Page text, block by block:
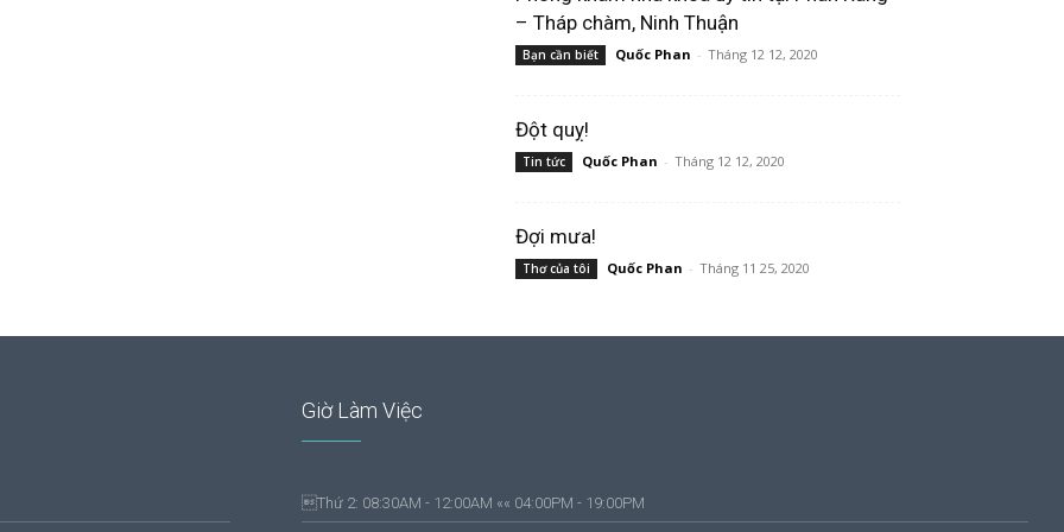
– Tháp chàm, Ninh Thuận
Bạn cần biết Quốc Phan - Tháng 12 12, 2020
Đột quỵ!
Tin tức Quốc Phan - Tháng 12 12, 2020
Đợi mưa!
Thơ của tôi Quốc Phan - Tháng 11 25, 2020
Giờ Làm Việc
Thứ 2: 08:30AM - 12:00AM «« 04:00PM - 19:00PM